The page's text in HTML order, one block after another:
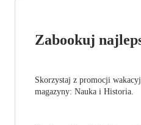
Zabookuj
Skorzystaj z promocji
magazyny: Nauka i Historia.